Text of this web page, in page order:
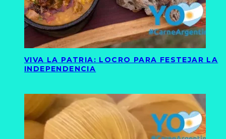
VIVA LA PATRIA: LOCRO PARA FESTEJAR LA
INDEPENDENCIA